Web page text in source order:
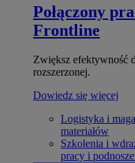
Połączony
Frontline
Zwiększ efektywność
rozszerzonej.
Dowiedz się więcej
Logistyka i
materiałów
Szkolenia i
pracy i